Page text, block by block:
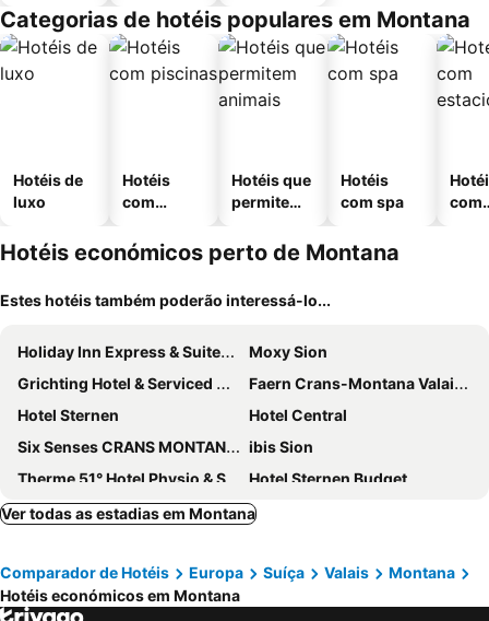
Categorias de hotéis populares em Montana
Hotéis de
luxo
Hotéis
com
Hotéis que
permitem
Hotéis
com spa
com
Hotéis económicos perto de Montana
Estes hotéis também poderão interessá-lo...
Holiday Inn Express & Suites Sion By Ihg
Moxy Sion
Grichting Hotel & Serviced Apartments
Faern Crans-Montana Valaisia
Hotel Sternen
Hotel Central
Six Senses CRANS MONTANA by IHG
ibis Sion
Therme 51° Hotel Physio & Spa
Hotel Sternen Budget
Ibis Styles Sierre
Thermal Hotels & Walliser Alpentherme Leukerbad
Hotel Gemmi
The Blackbird (Le Merle)
Hotel Waldrand
Hotel La Prairie
Ver todas as estadias em Montana
Comparador de Hotéis Europa Suíça Valais
Montana
Hotéis económicos em Montana